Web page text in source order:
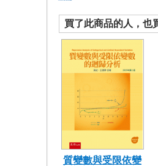
買了此商品的人，也
質變數與受限依變